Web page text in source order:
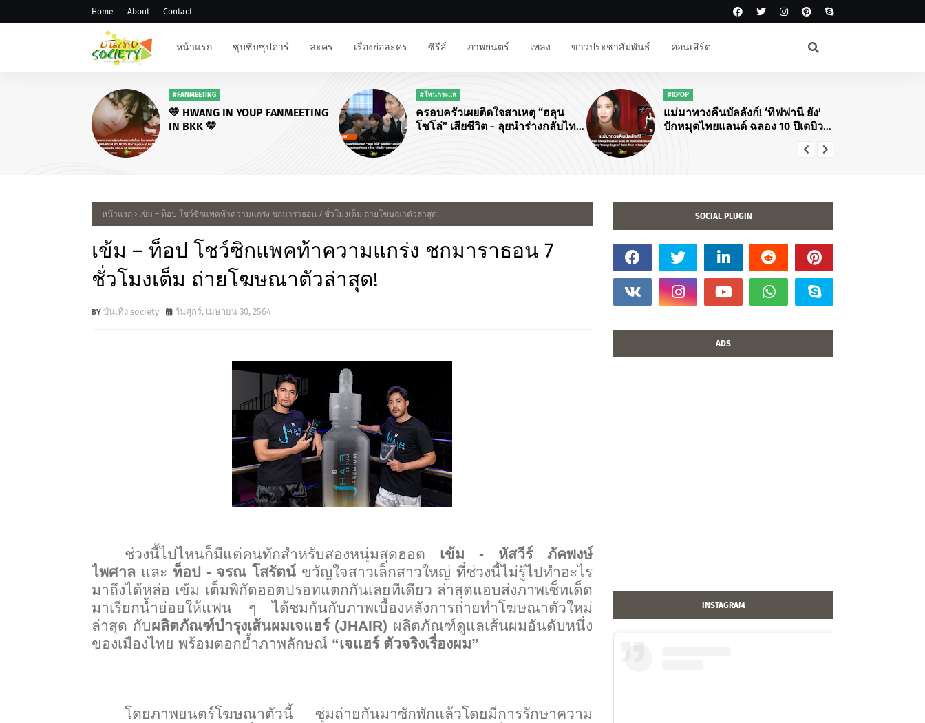
Home About Contact
หน้าแรก ซุบซิบซุปตาร์ ละคร เรื่องย่อละคร ซีรีส์ ภาพยนตร์ เพลง ข่าวประชาสัมพันธ์ คอนเสิร์ต
#FANMEETING
💛 HWANG IN YOUP FANMEETING
IN BKK 💛
#โหนกระแส
ครอบครัวเผยติดใจสาเหตุ “ฮลุน
โซโล่” เสียชีวิต - ลุยนำร่างกลับไทย
#KPOP
แม่มาทวงคืนบัลลังก์! ‘ทิฟฟานี ยัง’
ปักหมุดไทยแลนด์ ฉลอง 10 ปีเดบิวต์
หน้าแรก เข้ม – ท็อป โชว์ซิกแพคท้าความแกร่ง ชกมาราธอน 7 ชั่วโมงเต็ม ถ่ายโฆษณาตัวล่าสุด!
เข้ม – ท็อป โชว์ซิกแพคท้าความแกร่ง ชกมาราธอน 7
ชั่วโมงเต็ม ถ่ายโฆษณาตัวล่าสุด!
บันเทิง society วันศุกร์, เมษายน 30, 2564
ช่วงนี้ไปไหนก็มีแต่คนทักสำหรับสองหนุ่มสุดฮอต เข้ม - หัสวีร์ ภัคพงษ์
ไพศาล และ ท็อป - จรณ โสรัตน์ ขวัญใจสาวเล็กสาวใหญ่ ที่ช่วงนี้ไม่รู้ไปทำอะไร
มาถึงได้หล่อ เข้ม เต็มพิกัดฮอตปรอทแตกกันเลยทีเดียว ล่าสุดแอบส่งภาพเซ็ทเด็ด
มาเรียกน้ำย่อยให้แฟน ๆ ได้ชมกันกับภาพเบื้องหลังการถ่ายทำโฆษณาตัวใหม่
ล่าสุด กับผลิตภัณฑ์บำรุงเส้นผมเจแฮร์ (JHAIR) ผลิตภัณฑ์ดูแลเส้นผมอันดับหนึ่ง
ของเมืองไทย พร้อมตอกย้ำภาพลักษณ์ “เจแฮร์ ตัวจริงเรื่องผม”
โดยภาพยนตร์โฆษณาตัวนี้ ซุ่มถ่ายกันมาซักพักแล้วโดยมีการรักษาความ
SOCIAL PLUGIN
ADS
INSTAGRAM